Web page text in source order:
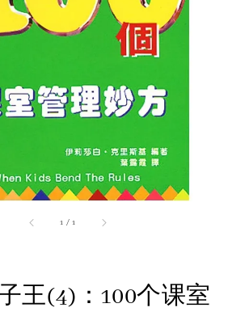
1 /1
王(4)：100个课室